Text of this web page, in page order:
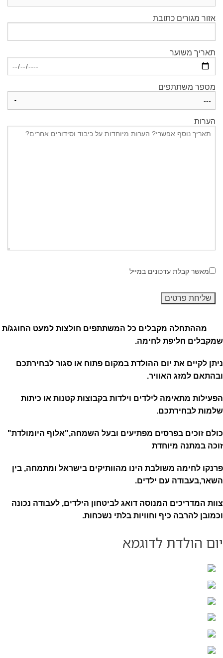
אזור מגורים כתובת
תאריך משוער
מספר משתתפים
הערות
מאשר קבלת עדכונים במייל
מההתחלה מקבלים כל המשתתפים חולצות למעט החוגג/ת
שמקבלים חליפת לחימה.
ניתן לקיים את יום ההולדת במקום פתוח או סגור לבחירתכם
ובהתאם למזג האוויר.
הפעילות מתאימה לילדים וילדות בקבוצות קטנות או כיתות
שלמות לבחירתכם.
כולם זוכים בפרסים מפתיעים ובעל השמחה,"אלוף היומולדת"
זוכה במתנה מיוחדת
פרנקו לחימה משולבת הינו מהוותיקים בישראל ומתמחה, בין
השאר,בעבודה עם ילדים.
צוות המדריכים המנוסה דואג לביטחון הילדים, לעבודה נכונה
וכמובן להרבה כיף וחוויות בלתי נשכחות.
יום הולדת לדוגמא